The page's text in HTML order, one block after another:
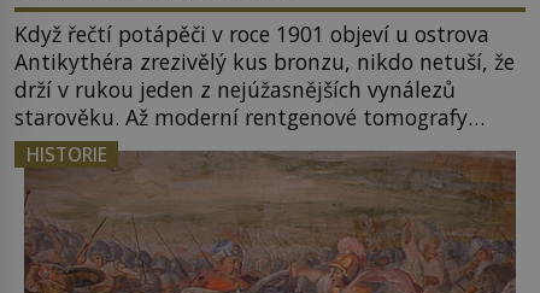
Když řečtí potápěči v roce 1901 objeví u ostrova
Antikythéra zrezivělý kus bronzu, nikdo netuší, že
drží v rukou jeden z nejúžasnějších vynálezů
starověku. Až moderní rentgenové tomografy
odhalí desítky ozubených kol ukrytých uvnitř.
Mechanismus z Antikythéry je dnes považován za
nejstarší známý analogový počítač na světě. Přesto
ani po více než sto letech výzkumu […]
HISTORIE